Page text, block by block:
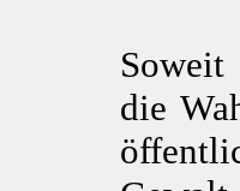
Soweit
die